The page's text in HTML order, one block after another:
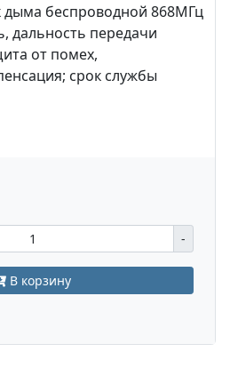
дыма беспроводной 868МГц
дальность передачи
от помех,
срок службы
-
В корзину